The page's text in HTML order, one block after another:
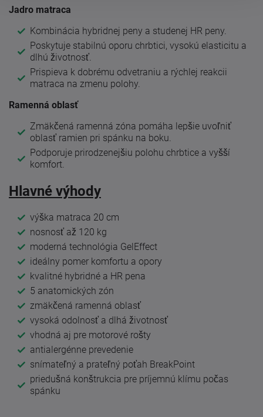
Jadro matraca
Kombinácia hybridnej peny a studenej HR peny.
Poskytuje stabilnú oporu chrbtici, vysokú elasticitu a
dlhú životnosť.
Prispieva k dobrému odvetraniu a rýchlej reakcii
matraca na zmenu polohy.
Ramenná oblasť
Zmäkčená ramenná zóna pomáha lepšie uvoľniť
oblasť ramien pri spánku na boku.
Podporuje prirodzenejšiu polohu chrbtice a vyšší
komfort.
Hlavné výhody
výška matraca 20 cm
nosnosť až 120 kg
moderná technológia GelEffect
ideálny pomer komfortu a opory
kvalitné hybridné a HR pena
5 anatomických zón
zmäkčená ramenná oblasť
vysoká odolnosť a dlhá životnosť
vhodná aj pre motorové rošty
antialergénne prevedenie
snímateľný a prateľný poťah BreakPoint
priedušná konštrukcia pre príjemnú klímu počas
spánku